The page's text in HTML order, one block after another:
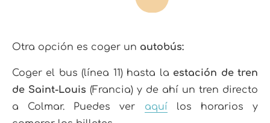
Otra opción es coger un autobús:
Coger el bus (línea 11) hasta la estación de tren
de Saint-Louis (Francia) y de ahí un tren directo
a Colmar. Puedes ver aquí los horarios y